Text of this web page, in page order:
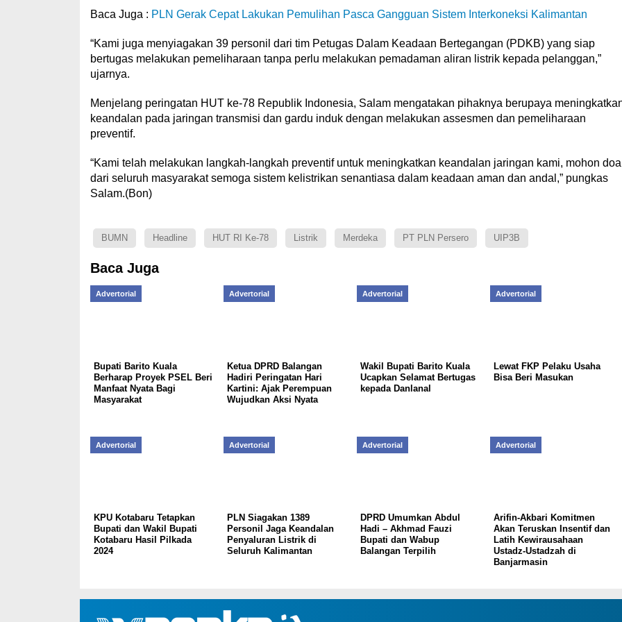
Baca Juga : PLN Gerak Cepat Lakukan Pemulihan Pasca Gangguan Sistem Interkoneksi Kalimantan
“Kami juga menyiagakan 39 personil dari tim Petugas Dalam Keadaan Bertegangan (PDKB) yang siap
bertugas melakukan pemeliharaan tanpa perlu melakukan pemadaman aliran listrik kepada pelanggan,”
ujarnya.
Menjelang peringatan HUT ke-78 Republik Indonesia, Salam mengatakan pihaknya berupaya
keandalan pada jaringan transmisi dan gardu induk dengan melakukan assesmen dan pemeliharaan
preventif.
“Kami telah melakukan langkah-langkah preventif untuk meningkatkan keandalan jaringan kami, mohon doa
dari seluruh masyarakat semoga sistem kelistrikan senantiasa dalam keadaan aman dan andal,” pungkas
Salam.(Bon)
BUMN Headline HUT RI Ke-78 Listrik Merdeka PT PLN Persero UIP3B
Baca Juga
Advertorial
Bupati Barito Kuala
Berharap Proyek PSEL Beri
Manfaat Nyata Bagi
Masyarakat
Advertorial
Ketua DPRD Balangan
Hadiri Peringatan Hari
Kartini: Ajak Perempuan
Wujudkan Aksi Nyata
Advertorial
Wakil Bupati Barito Kuala
Ucapkan Selamat Bertugas
kepada Danlanal
Advertorial
Lewat FKP Pelaku Usaha
Bisa Beri Masukan
Advertorial
KPU Kotabaru Tetapkan
Bupati dan Wakil Bupati
Kotabaru Hasil Pilkada
2024
Advertorial
PLN Siagakan 1389
Personil Jaga Keandalan
Penyaluran Listrik di
Seluruh Kalimantan
Advertorial
DPRD Umumkan Abdul
Hadi – Akhmad Fauzi
Bupati dan Wabup
Balangan Terpilih
Advertorial
Arifin-Akbari Komitmen
Akan Teruskan Insentif dan
Latih Kewirausahaan
Ustadz-Ustadzah di
Banjarmasin